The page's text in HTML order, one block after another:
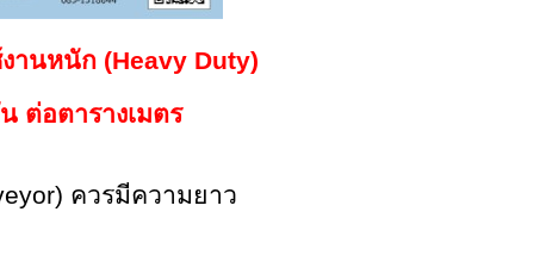
านหนัก (Heavy Duty)
ต่อตารางเมตร
ควรมีความยาว